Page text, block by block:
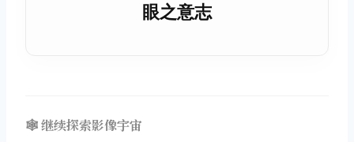
眼之意志
🕸️ 继续探索影像宇宙